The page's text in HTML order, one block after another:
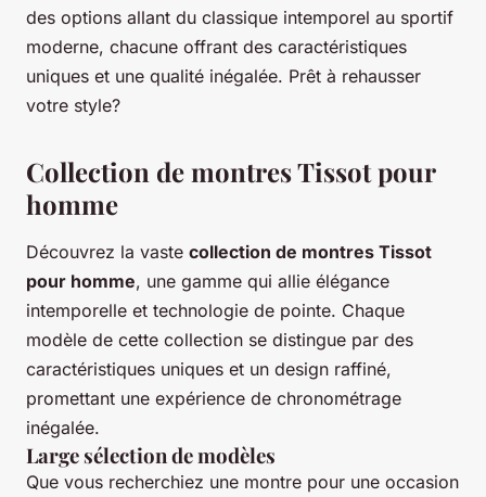
des options allant du classique intemporel au sportif
moderne, chacune offrant des caractéristiques
uniques et une qualité inégalée. Prêt à rehausser
votre style?
Collection de montres Tissot pour
homme
Découvrez la vaste collection de montres Tissot
pour homme, une gamme qui allie élégance
intemporelle et technologie de pointe. Chaque
modèle de cette collection se distingue par des
caractéristiques uniques et un design raffiné,
promettant une expérience de chronométrage
inégalée.
Large sélection de modèles
Que vous recherchiez une montre pour une occasion